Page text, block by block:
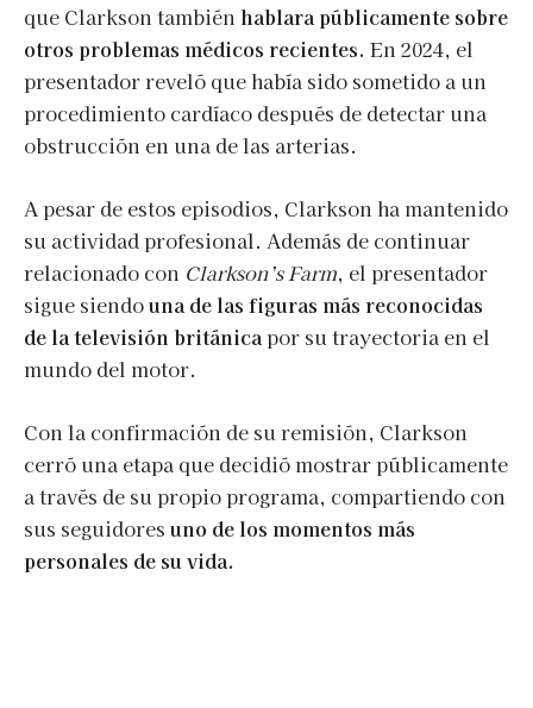
que Clarkson también hablara públicamente sobre
otros problemas médicos recientes. En 2024, el
presentador reveló que había sido sometido a un
procedimiento cardíaco después de detectar una
obstrucción en una de las arterias.
A pesar de estos episodios, Clarkson ha mantenido
su actividad profesional. Además de continuar
relacionado con Clarkson’s Farm, el presentador
sigue siendouna de las figuras más reconocidas
de la televisión británica por su trayectoria en el
mundo del motor.
Con la confirmación de su remisión, Clarkson
cerró una etapa que decidió mostrar públicamente
a través de su propio programa, compartiendo con
sus seguidores uno de los momentos más
personales de su vida.